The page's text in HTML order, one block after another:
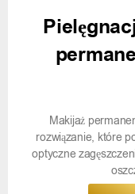
Makijaż
rozwiązanie, które
optyczne